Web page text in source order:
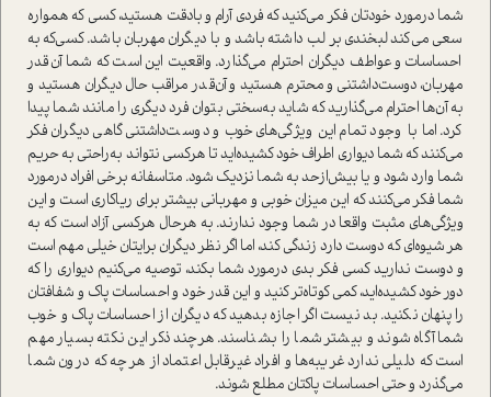
شما درمورد خودتان فکر می‌کنید که فردی آرام و بادقت هستید، کسی که همواره
سعی می‌کند لبخندی بر لب داشته باشد و با دیگران مهربان باشد. کسی‌که به
احساسات و عواطف دیگران احترام می‌گذارد. واقعیت این است که شما آن‌قدر
مهربان، دوست‌داشتنی و محترم هستید و آن‌قدر مراقب حال دیگران هستید و
به آن‌ها احترام می‌گذارید که شاید به‌سختی بتوان فرد دیگری را مانند شما پیدا
کرد. اما با وجود تمام این ویژگی‌های خوب و دوست‌داشتنی گاهی دیگران فکر
می‌کنند که شما دیواری اطراف خود کشیده‌اید تا هرکسی نتواند به‌راحتی به حریم
شما وارد شود و یا بیش‌ازحد به شما نزدیک شود. متاسفانه برخی افراد درمورد
شما فکر می‌کنند که این میزان خوبی و مهربانی بیشتر برای ریاکاری است و این
ویژگی‌های مثبت واقعا در شما وجود ندارند. به هرحال هرکسی آزاد است که به
هر شیوه‌ای که دوست دارد زندگی کند، اما اگر نظر دیگران برایتان خیلی مهم است
و دوست ندارید کسی فکر بدی درمورد شما بکند، توصیه می‌کنیم دیواری را که
دور خود کشیده‌اید، کمی کوتاه‌تر کنید و این قدر خود‌ و احساسات پاک و شفافتان
را پنهان نکنید. بد نیست اگر اجازه بدهید که دیگران از احساسات پاک و خوب
شما آگاه شوند و بیشتر شما را بشناسند. هرچند ذکر این نکته بسیار مهم
است که دلیلی ندارد غریبه‌‌ها و افراد غیرقابل اعتماد از هرچه که درون شما
می‌گذرد و حتی احساسات پاکتان مطلع شوند.